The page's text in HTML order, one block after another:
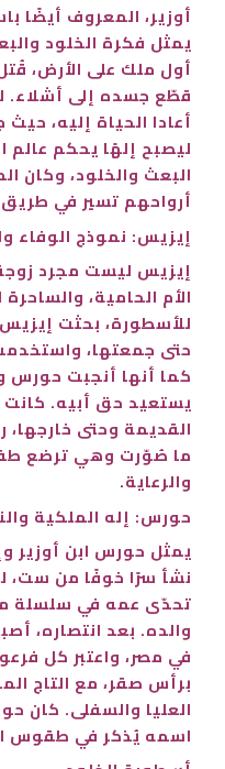
أوزير، المعروف أيضًا
يمثل فكرة الخلود
أول ملك على الأرض،
قطّع جسده إلى أشلاء.
أعادا الحياة إليه،
ليصبح إلهًا يحكم عالم
البعث والخلود، وكان
أرواحهم تسير في
إيزيس: نموذج الوفاء
إيزيس ليست مجرد
الأم الحامية،
للأسطورة، بحثت
حتى جمعتها،
كما أنها أنجبت حورس
يستعيد حق أبيه.
القديمة وحتى خارجها،
ما صُوّرت وهي ترضع
والرعاية.
حورس: إله الملكية
يمثل حورس ابن أوزير
نشأ سرًا خوفًا من ست،
تحدّى عمه في سلسلة
والده. بعد انتصاره،
في مصر، واعتبر كل
برأس صقر، مع التاج
العليا والسفلى. كان
اسمه يُذكر في طقوس